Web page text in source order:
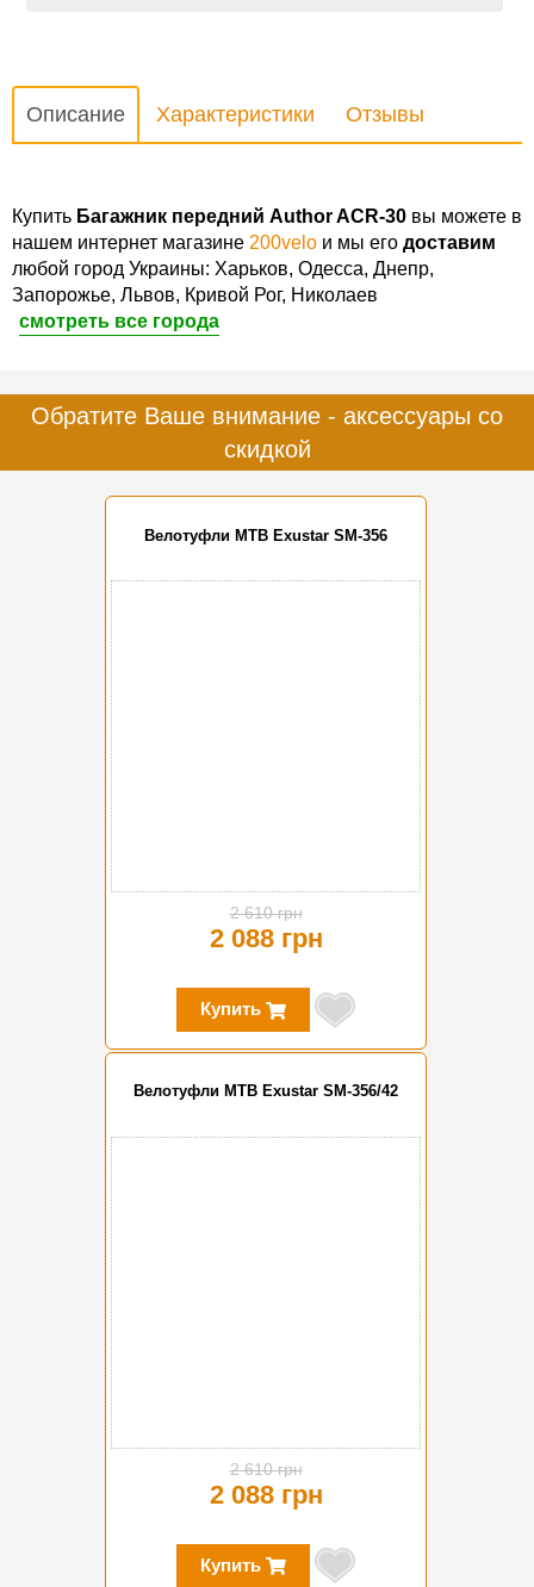
Описание Характеристики Отзывы
Купить Багажник передний Author ACR-30 вы можете в
нашем интернет магазине 200velo и мы его доставим
любой город Украины: Харьков, Одесса, Днепр,
Запорожье, Львов, Кривой Рог, Николаев
смотреть все города
Обратите Ваше внимание - аксессуары со
скидкой
Велотуфли MTB Exustar SM-356
2 610 грн
2 088 грн
Купить
Велотуфли MTB Exustar SM-356/42
2 610 грн
2 088 грн
Купить